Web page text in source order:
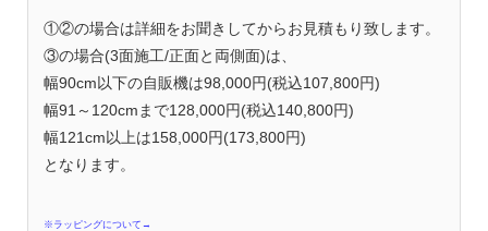
①②の場合は詳細をお聞きしてからお見積もり致します。
③の場合(3面施工/正面と両側面)は、
幅90cm以下の自販機は98,000円(税込107,800円)
幅91～120cmまで128,000円(税込140,800円)
幅121cm以上は158,000円(173,800円)
となります。
※ラッピングについて→